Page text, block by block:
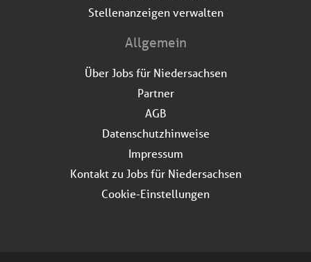
Stellenanzeigen verwalten
Allgemein
Über Jobs für Niedersachsen
Partner
AGB
Datenschutzhinweise
Impressum
Kontakt zu Jobs für Niedersachsen
Cookie-Einstellungen